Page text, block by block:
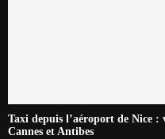
Taxi depuis l’aéroport de Nice
Cannes et Antibes